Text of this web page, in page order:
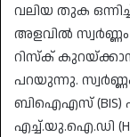
വലിയ തുക
അളവിൽ
റിസ്ക്
പറയുന്നു.
ബിഐഎസ് (BIS)
എച്ച്.യു.ഐ.ഡി